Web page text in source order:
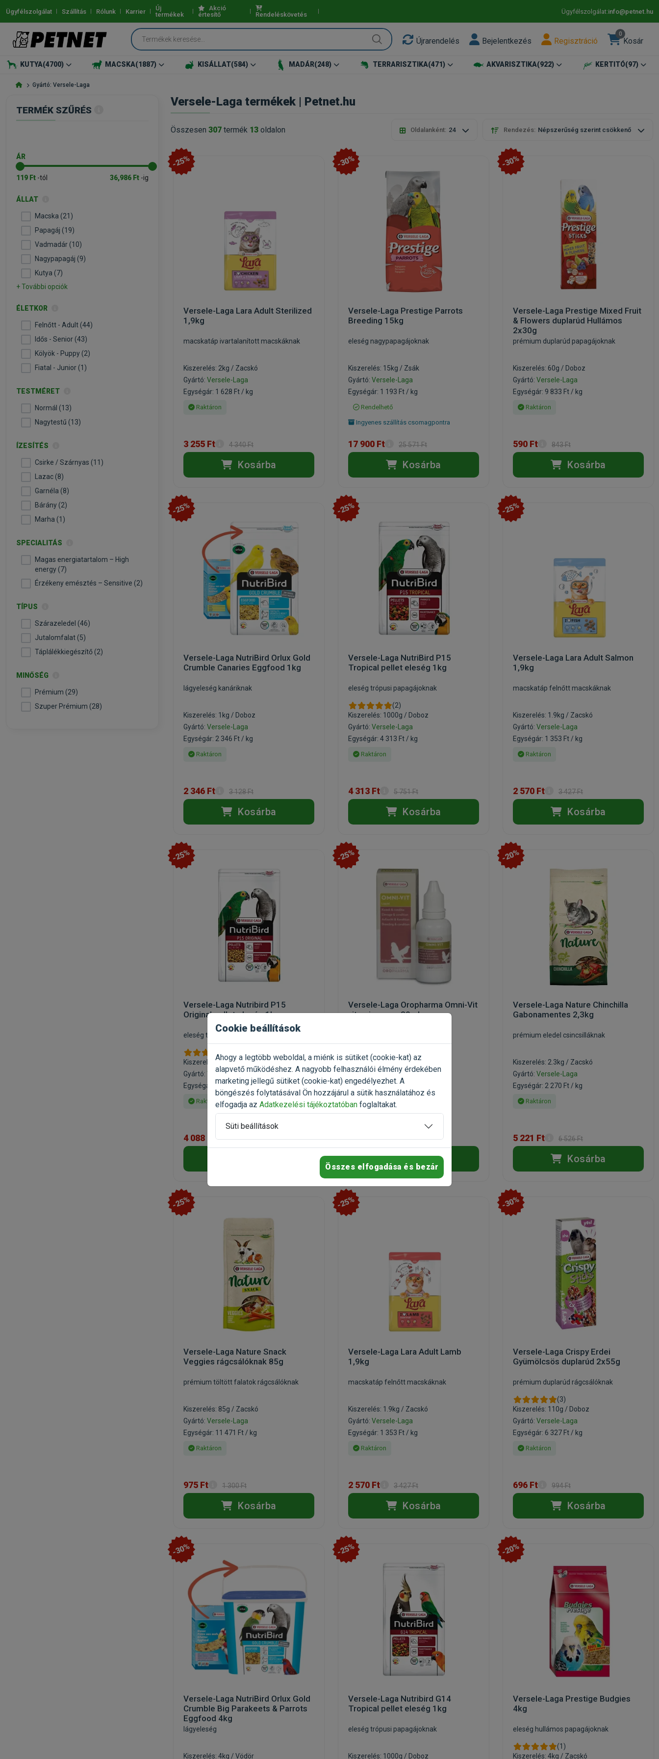
Ügyfélszolgálat Szállítás Rólunk Karrier
Új
termékek
Akció
értesítő
Rendeléskövetés Ügyfélszolgálat:info@petnet.hu
Újrarendelés Bejelentkezés Regisztráció
0
Kosár
KUTYA(4700) MACSKA(1887) KISÁLLAT(584) MADÁR(248) TERRARISZTIKA(471) AKVARISZTIKA(922) KERTITÓ(97)
Gyártó: Versele-Laga
Versele-Laga termékek | Petnet.hu
Összesen 307 termék 13 oldalon Oldalanként: 24 Rendezés: Népszerűség szerint csökkenő
-25%
Versele-Laga Lara Adult Sterilized
1,9kg
macskatáp ivartalanított macskáknak
Kiszerelés: 2kg / Zacskó
Gyártó: Versele-Laga
Egységár: 1 628 Ft / kg
Raktáron
3 255 Ft 4 340 Ft
Kosárba
-30%
Versele-Laga Prestige Parrots
Breeding 15kg
eleség nagypapagájoknak
Kiszerelés: 15kg / Zsák
Gyártó: Versele-Laga
Egységár: 1 193 Ft / kg
Rendelhető
Ingyenes szállítás csomagpontra
17 900 Ft 25 571 Ft
Kosárba
-30%
Versele-Laga Prestige Mixed Fruit
& Flowers duplarúd Hullámos
2x30g
prémium duplarúd papagájoknak
Kiszerelés: 60g / Doboz
Gyártó: Versele-Laga
Egységár: 9 833 Ft / kg
Raktáron
590 Ft 843 Ft
Kosárba
-25%
Versele-Laga NutriBird Orlux Gold
Crumble Canaries Eggfood 1kg
lágyeleség kanáriknak
Kiszerelés: 1kg / Doboz
Gyártó: Versele-Laga
Egységár: 2 346 Ft / kg
Raktáron
2 346 Ft 3 128 Ft
Kosárba
-25%
Versele-Laga NutriBird P15
Tropical pellet eleség 1kg
eleség trópusi papagájoknak
(2)
Kiszerelés: 1000g / Doboz
Gyártó: Versele-Laga
Egységár: 4 313 Ft / kg
Raktáron
4 313 Ft 5 751 Ft
Kosárba
-25%
Versele-Laga Lara Adult Salmon
1,9kg
macskatáp felnőtt macskáknak
Kiszerelés: 1.9kg / Zacskó
Gyártó: Versele-Laga
Egységár: 1 353 Ft / kg
Raktáron
2 570 Ft 3 427 Ft
Kosárba
-25%
Versele-Laga Nutribird P15
Original pellet eleség 1kg
eleség trópusi papagájoknak
Kiszerelés: 1000g / Doboz
Gyártó: Versele-Laga
Egységár: 4 088 Ft / kg
Raktáron
4 088 Ft 5 451 Ft
-25%
Versele-Laga Oropharma Omni-Vit
vitamincsepp 30ml
Kiszerelés: 30ml / Doboz
Gyártó:Versele-Laga
Egységár: 116 333 Ft / l
Raktáron
3 490 Ft 4 653 Ft
Kosárba
-20%
Versele-Laga Nature Chinchilla
Gabonamentes 2,3kg
prémium eledel csincsilláknak
Kiszerelés: 2.3kg / Zacskó
Gyártó: Versele-Laga
Egységár: 2 270 Ft / kg
Raktáron
5 221 Ft 6 526 Ft
Kosárba
-25%
Versele-Laga Nature Snack
Veggies rágcsálóknak 85g
prémium töltött falatok rágcsálóknak
Kiszerelés: 85g / Zacskó
Gyártó: Versele-Laga
Egységár: 11 471 Ft / kg
Raktáron
975 Ft 1 300 Ft
Kosárba
-25%
Versele-Laga Lara Adult Lamb
1,9kg
macskatáp felnőtt macskáknak
Kiszerelés: 1.9kg / Zacskó
Gyártó: Versele-Laga
Egységár: 1 353 Ft / kg
Raktáron
2 570 Ft 3 427 Ft
Kosárba
-30%
Versele-Laga Crispy Erdei
Gyümölcsös duplarúd 2x55g
prémium duplarúd rágcsálóknak
(3)
Kiszerelés: 110g / Doboz
Gyártó: Versele-Laga
Egységár: 6 327 Ft / kg
Raktáron
696 Ft 994 Ft
Kosárba
-30%
Versele-Laga NutriBird Orlux Gold
Crumble Big Parakeets & Parrots
Eggfood 4kg
lágyeleség
Kiszerelés: 4kg / Vödör
-25%
Versele-Laga Nutribird G14
Tropical pellet eleség 1kg
eleség trópusi papagájoknak
Kiszerelés: 1000g / Doboz
-20%
Versele-Laga Prestige Budgies
4kg
eleség hullámos papagájoknak
(1)
Kiszerelés: 4kg / Zacskó
TERMÉK SZŰRÉS
ÁR
119 Ft -tól 36,986 Ft -ig
ÁLLAT
Macska (21)
Papagáj (19)
Vadmadár (10)
Nagypapagáj (9)
Kutya (7)
+ További opciók
ÉLETKOR
Felnőtt - Adult (44)
Idős - Senior (43)
Kölyök - Puppy (2)
Fiatal - Junior (1)
TESTMÉRET
Normál (13)
Nagytestű (13)
ÍZESÍTÉS
Csirke / Szárnyas (11)
Lazac (8)
Garnéla (8)
Bárány (2)
Marha (1)
SPECIALITÁS
Magas energiatartalom – High
energy (7)
Érzékeny emésztés – Sensitive (2)
TÍPUS
Szárazeledel (46)
Jutalomfalat (5)
Táplálékkiegészítő (2)
MINŐSÉG
Prémium (29)
Szuper Prémium (28)
Cookie beállítások
Ahogy a legtöbb weboldal, a miénk is sütiket (cookie-kat) az
alapvető működéshez. A nagyobb felhasználói élmény érdekében
marketing jellegű sütiket (cookie-kat) engedélyezhet. A
böngészés folytatásával Ön hozzájárul a sütik használatához és
elfogadja az Adatkezelési tájékoztatóban foglaltakat.
Süti beállítások
Összes elfogadása és bezár